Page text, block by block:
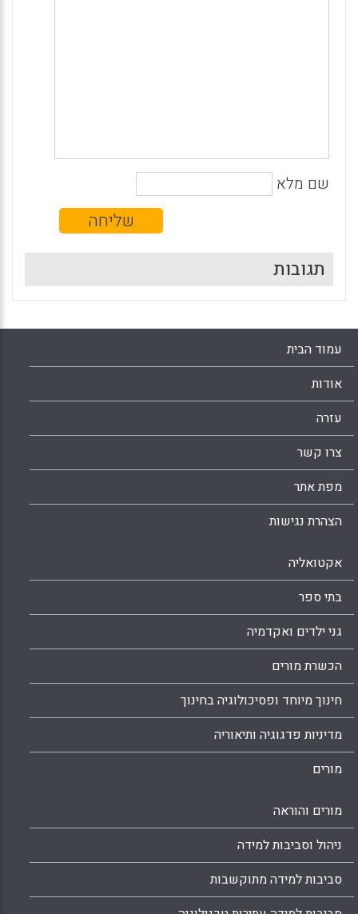
שם מלא
תגובות
עמוד הבית
אודות
עזרה
צרו קשר
מפת אתר
הצהרת נגישות
אקטואליה
בתי ספר
גני ילדים ואקדמיה
הכשרת מורים
חינוך מיוחד ופסיכולוגיה בחינוך
מדיניות פדגוגיה ותיאוריה
מורים
מורים והוראה
ניהול וסביבות למידה
סביבות למידה מתוקשבות